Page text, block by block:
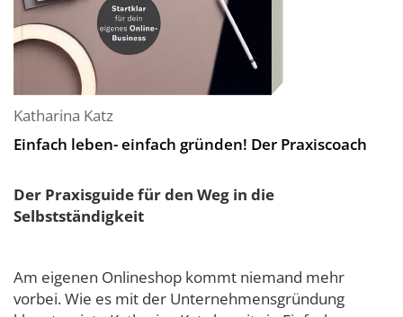
Katharina Katz
Einfach leben- einfach gründen! Der Praxiscoach
Der Praxisguide für den Weg in die
Selbstständigkeit
Am eigenen Onlineshop kommt niemand mehr
vorbei. Wie es mit der Unternehmensgründung